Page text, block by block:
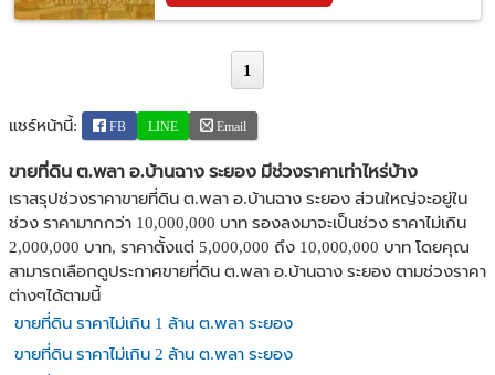
1
แชร์หน้านี้: FB LINE Email
ขายที่ดิน ต.พลา อ.บ้านฉาง ระยอง มีช่วงราคาเท่าไหร่บ้าง
เราสรุปช่วงราคาขายที่ดิน ต.พลา อ.บ้านฉาง ระยอง ส่วนใหญ่จะอยู่ใน
ช่วง ราคามากกว่า 10,000,000 บาท รองลงมาจะเป็นช่วง ราคาไม่เกิน
2,000,000 บาท, ราคาตั้งแต่ 5,000,000 ถึง 10,000,000 บาท โดยคุณ
สามารถเลือกดูประกาศขายที่ดิน ต.พลา อ.บ้านฉาง ระยอง ตามช่วงราคา
ต่างๆได้ตามนี้
ขายที่ดิน ราคาไม่เกิน 1 ล้าน ต.พลา ระยอง
ขายที่ดิน ราคาไม่เกิน 2 ล้าน ต.พลา ระยอง